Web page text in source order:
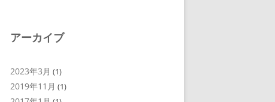
アーカイブ
2023年3月 (1)
2019年11月 (1)